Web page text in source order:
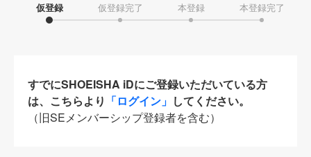
仮登録 仮登録完了 本登録 本登録完了
すでにSHOEISHA iDにご登録いただいている方
は、こちらより 「ログイン」 してください。
（旧SEメンバーシップ登録者を含む）